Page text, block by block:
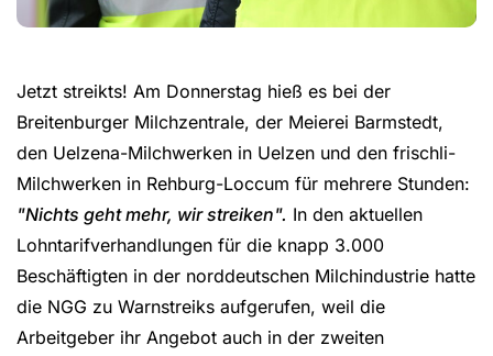
Jetzt streikts! Am Donnerstag hieß es bei der
Breitenburger Milchzentrale, der Meierei Barmstedt,
den Uelzena-Milchwerken in Uelzen und den frischli-
Milchwerken in Rehburg-Loccum für mehrere Stunden:
"Nichts geht mehr, wir streiken". In den aktuellen
Lohntarifverhandlungen für die knapp 3.000
Beschäftigten in der norddeutschen Milchindustrie hatte
die NGG zu Warnstreiks aufgerufen, weil die
Arbeitgeber ihr Angebot auch in der zweiten